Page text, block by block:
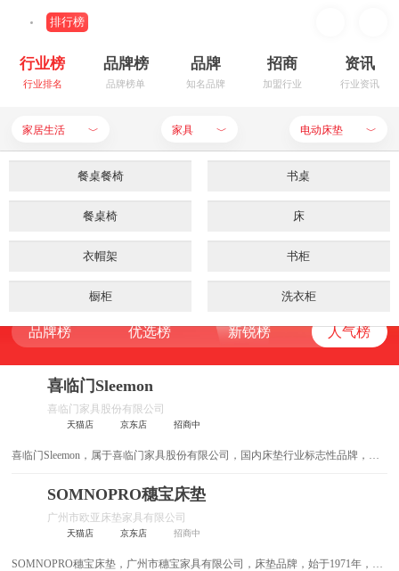
排行榜
行业榜
行业排名
品牌榜
品牌榜单
品牌
知名品牌
招商
加盟行业
资讯
行业资讯
家居生活 ﹀ 家具 ﹀ 电动床垫 ﹀
装修建材 餐饮行业
母婴用品 家居生活
食品饮料 服饰鞋帽
家用电器 手机数码
电脑用品
办公器材
汽车用品
金融信息 工程机械
农业化工
医疗保健
室内门锁 生活用品
软装 装饰装潢
功能空间 厨房用具
灯具 家具
精美餐具
干洗服务
全屋智能
餐桌餐椅 书桌
餐桌椅 床
衣帽架 书柜
橱柜 洗衣柜
装饰柜
酒店家具
全屋定制
竹家具 儿童家具
办公家具
实木家具
电动床垫品牌排行榜
RANKING LIST
品牌榜 优选榜 新锐榜 人气榜
品牌榜 优选榜 新锐榜 人气榜
喜临门Sleemon
喜临门家具股份有限公司
天猫店 京东店 招商中
喜临门Sleemon，属于喜临门家具股份有限公司，国内床垫行业标志性品牌，全
核心的高品质家具。
SOMNOPRO穗宝床垫
广州市欧亚床垫家具有限公司
天猫店 京东店 招商中
SOMNOPRO穗宝床垫，广州市穗宝家具有限公司，床垫品牌，始于1971年，穗